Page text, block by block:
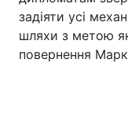
задіяти усі
шляхи з метою
повернення